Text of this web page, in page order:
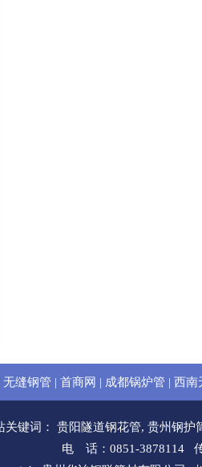
无缝钢管 | 首商网 | 成都锅炉管 | 西南
关键词： 贵阳隧道钢花管, 贵州钢护
电 话：0851-3878114